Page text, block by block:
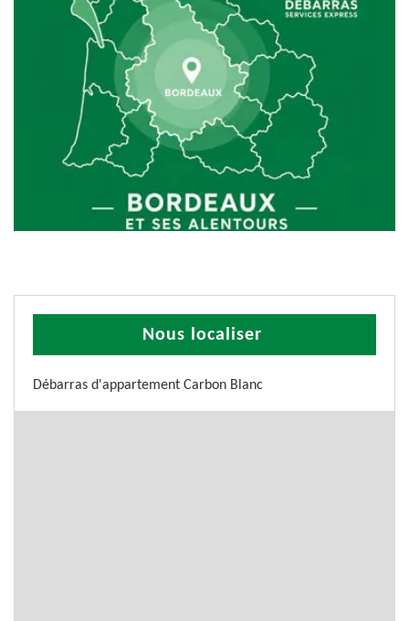
Nous localiser
Débarras d'appartement Carbon Blanc